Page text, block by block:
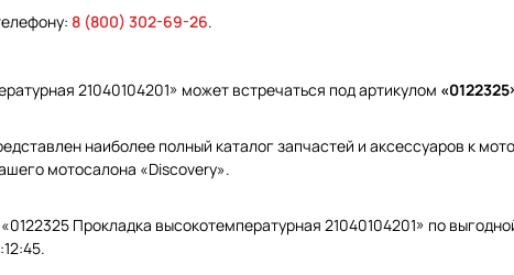
8 (800) 302-69-26.
21040104201» может встречаться под артикулом
наиболее полный каталог запчастей и аксессуаров к
мотосалона «Discovery».
Прокладка высокотемпературная 21040104201» по